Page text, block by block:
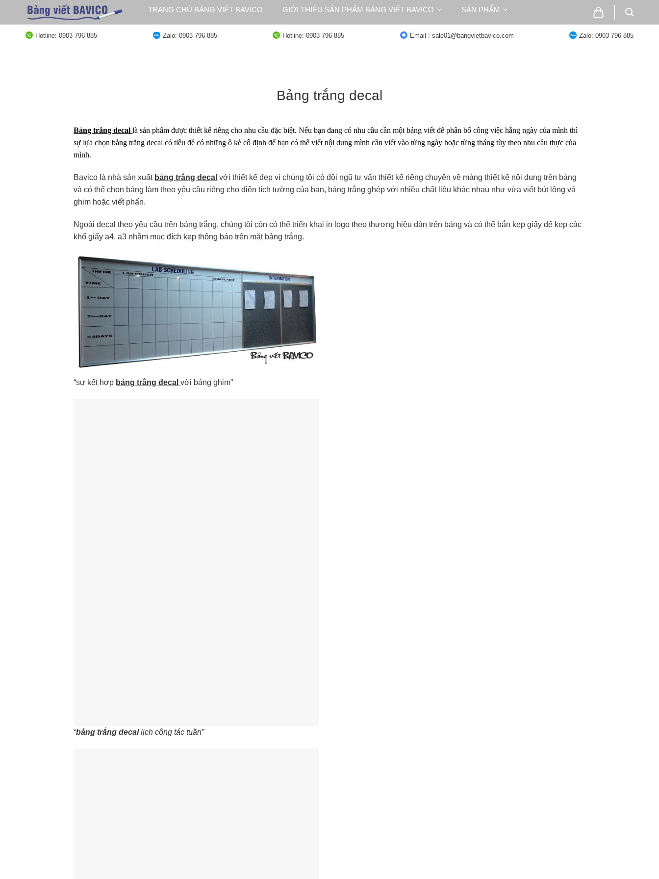
TRANG CHỦ BẢNG VIẾT BAVICO GIỚI THIỆU SẢN PHẨM BẢNG VIẾT BAVICO SẢN PHẨM
Hotline: 0903 796 885 Zalo: 0903 796 885 Hotline: 0903 796 885 Email : sale01@bangvietbavico.com Zalo: 0903 796 885
Bảng trắng decal
Bảng trắng decallà sản phẩm được thiết kế riêng cho nhu cầu đặc biệt. Nếu bạn đang có nhu cầu cần một bảng viết để phân bổ công việc hằng ngày của mình thì
sự lựa chọn bảng trắng decal có tiêu đề có những ô kẻ cố định để bạn có thể viết nội dung mình cần viết vào từng ngày hoặc từng tháng tùy theo nhu cầu thực của
mình.
Bavico là nhà sản xuất bảng trắng decal với thiết kế đẹp vì chúng tôi có đội ngũ tư vấn thiết kế riêng chuyên về mảng thiết kế nội dung trên bảng
và có thể chọn bảng làm theo yêu cầu riêng cho diện tích tường của bạn, bảng trắng ghép với nhiều chất liệu khác nhau như vừa viết bút lông và
ghim hoặc viết phấn.
Ngoài decal theo yêu cầu trên bảng trắng, chúng tôi còn có thể triển khai in logo theo thương hiệu dán trên bảng và có thể bắn kẹp giấy để kẹp các
khổ giấy a4, a3 nhằm mục đích kẹp thông báo trên mặt bảng trắng.
“sự kết hợp bảng trắng decalvới bảng ghim”
“bảng trắng decallịch công tác tuần”